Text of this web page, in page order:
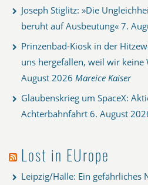
Joseph Stiglitz: »Die
beruht auf Ausbeutung« 7.
Prinzenbad-Kiosk in der
uns hergefallen, weil wir keine
August 2026 Mareice Kaiser
Glaubenskrieg um SpaceX:
Achterbahnfahrt 6. August
Lost in EUrope
Leipzig/Halle: Ein gefährliches